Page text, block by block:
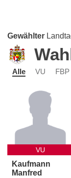
Gewählter
Alle VU FBP
VU
Kaufmann
Manfred